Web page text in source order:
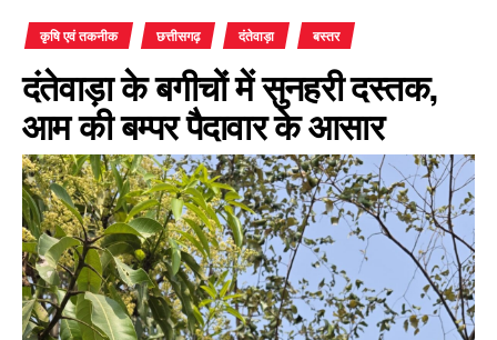
कृषि एवं तकनीक छत्तीसगढ़ दंतेवाड़ा बस्तर
​दंतेवाड़ा के बगीचों में सुनहरी दस्तक,
आम की बम्पर पैदावार के आसार